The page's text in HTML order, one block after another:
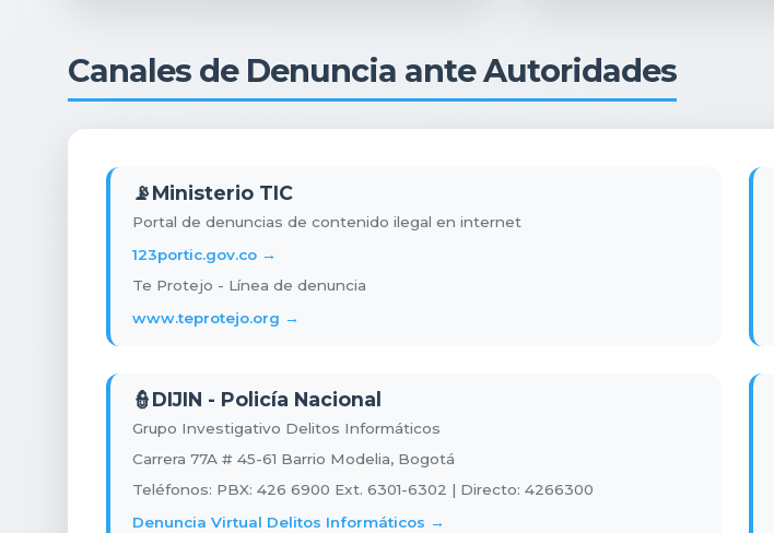
Canales de Denuncia ante Autoridades
📡Ministerio TIC
Portal de denuncias de contenido ilegal en internet
123portic.gov.co →
Te Protejo - Línea de denuncia
www.teprotejo.org →
👮DIJIN - Policía Nacional
Grupo Investigativo Delitos Informáticos
Carrera 77A # 45-61 Barrio Modelia, Bogotá
Teléfonos: PBX: 426 6900 Ext. 6301-6302 | Directo: 4266300
Denuncia Virtual Delitos Informáticos →